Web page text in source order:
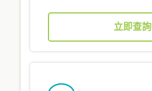
立即查詢